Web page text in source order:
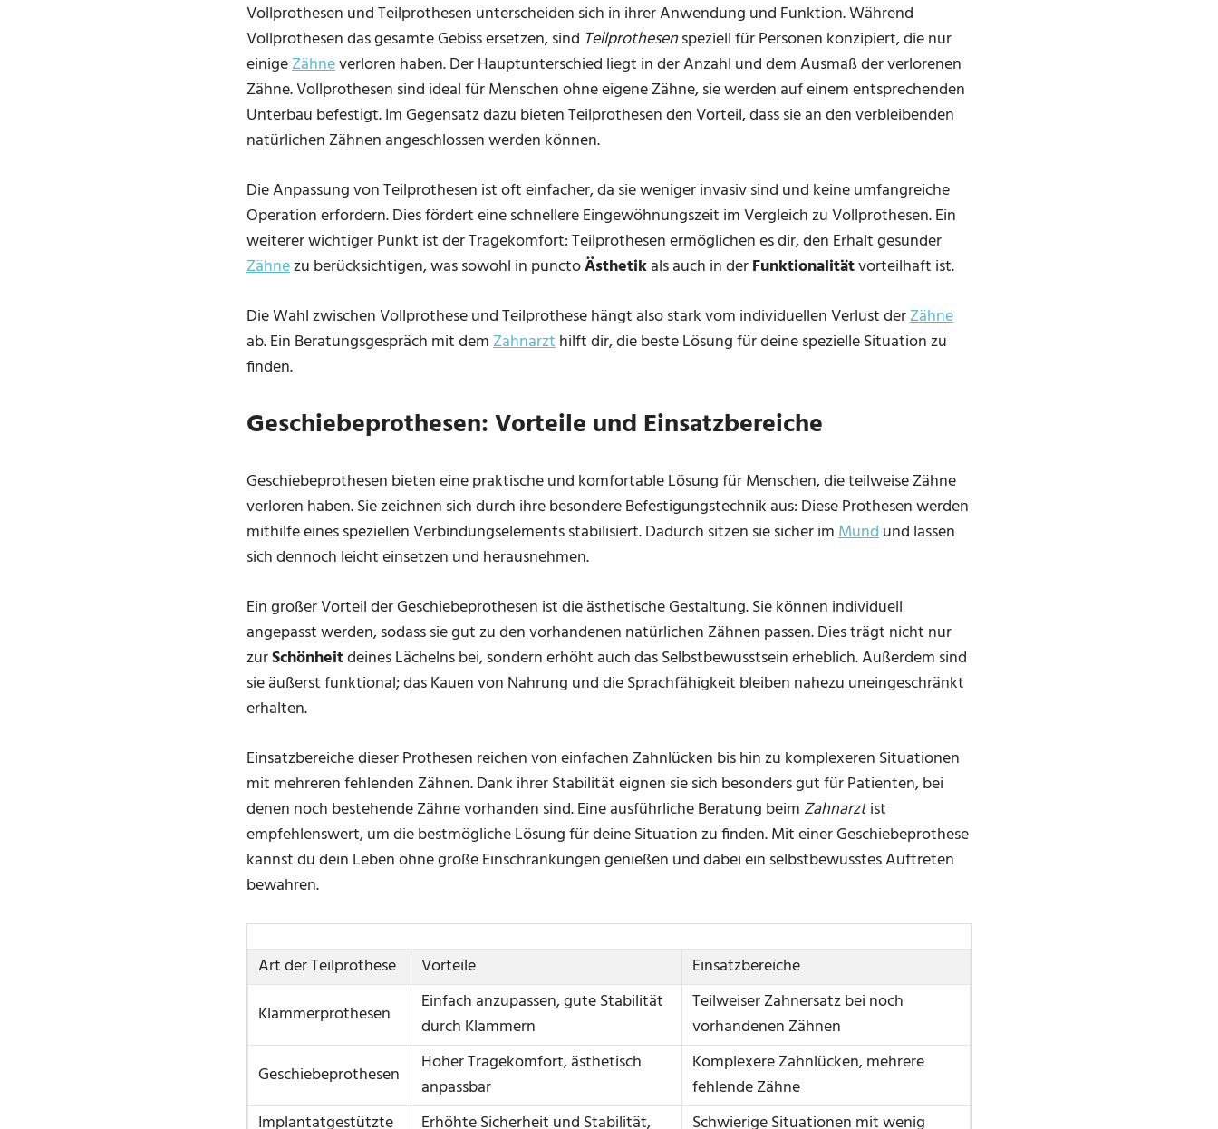
Vollprothesen und Teilprothesen unterscheiden sich in ihrer Anwendung und Funktion. Während
Vollprothesen das gesamte Gebiss ersetzen, sind Teilprothesenspeziell für Personen konzipiert, die nur
einigeZähneverloren haben. Der Hauptunterschied liegt in der Anzahl und dem Ausmaß der verlorenen
Zähne. Vollprothesen sind ideal für Menschen ohne eigene Zähne, sie werden auf einem entsprechenden
Unterbau befestigt. Im Gegensatz dazu bieten Teilprothesen den Vorteil, dass sie an den verbleibenden
natürlichen Zähnen angeschlossen werden können.
Die Anpassung von Teilprothesen ist oft einfacher, da sie weniger invasiv sind und keine umfangreiche
Operation erfordern. Dies fördert eine schnellere Eingewöhnungszeit im Vergleich zu Vollprothesen. Ein
weiterer wichtiger Punkt ist der Tragekomfort: Teilprothesen ermöglichen es dir, den Erhalt gesunder
Zähnezu berücksichtigen, was sowohl in punctoÄsthetikals auch in derFunktionalitätvorteilhaft ist.
Die Wahl zwischen Vollprothese und Teilprothese hängt also stark vom individuellen Verlust derZähne
ab. Ein Beratungsgespräch mit demZahnarzthilft dir, die beste Lösung für deine spezielle Situation zu
finden.
Geschiebeprothesen: Vorteile und Einsatzbereiche
Geschiebeprothesen bieten eine praktische und komfortable Lösung für Menschen, die teilweise Zähne
verloren haben. Sie zeichnen sich durch ihre besondere Befestigungstechnik aus: Diese Prothesen werden
mithilfe eines speziellen Verbindungselements stabilisiert. Dadurch sitzen sie sicher imMundund lassen
sich dennoch leicht einsetzen und herausnehmen.
Ein großer Vorteil der Geschiebeprothesen ist die ästhetische Gestaltung. Sie können individuell
angepasst werden, sodass sie gut zu den vorhandenen natürlichen Zähnen passen. Dies trägt nicht nur
zurSchönheitdeines Lächelns bei, sondern erhöht auch das Selbstbewusstsein erheblich. Außerdem sind
sie äußerst funktional; das Kauen von Nahrung und die Sprachfähigkeit bleiben nahezu uneingeschränkt
erhalten.
Einsatzbereiche dieser Prothesen reichen von einfachen Zahnlücken bis hin zu komplexeren Situationen
mit mehreren fehlenden Zähnen. Dank ihrer Stabilität eignen sie sich besonders gut für Patienten, bei
denen noch bestehende Zähne vorhanden sind. Eine ausführliche Beratung beim Zahnarztist
empfehlenswert, um die bestmögliche Lösung für deine Situation zu finden. Mit einer Geschiebeprothese
kannst du dein Leben ohne große Einschränkungen genießen und dabei ein selbstbewusstes Auftreten
bewahren.
Art der Teilprothese Vorteile
Einsatzbereiche
Klammerprothesen
Einfach anzupassen, gute Stabilität
durch Klammern
Teilweiser Zahnersatz bei noch
vorhandenen Zähnen
Geschiebeprothesen
Hoher Tragekomfort, ästhetisch
anpassbar
Komplexere Zahnlücken, mehrere
fehlende Zähne
Implantatgestützte
Erhöhte Sicherheit und Stabilität, Schwierige Situationen mit wenig